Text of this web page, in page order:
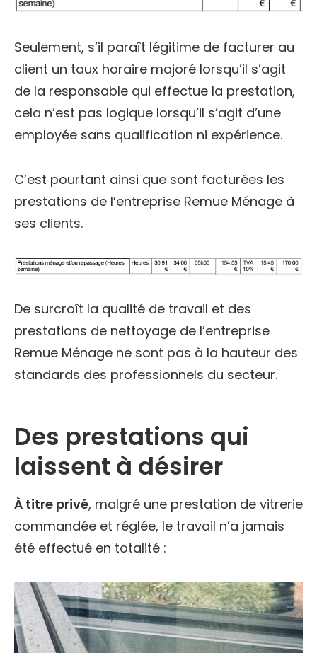
Seulement, s’il paraît légitime de facturer au
client un taux horaire majoré lorsqu’il s’agit
de la responsable qui effectue la prestation,
cela n’est pas logique lorsqu’il s’agit d’une
employée sans qualification ni expérience.
C’est pourtant ainsi que sont facturées les
prestations de l’entreprise Remue Ménage à
ses clients.
De surcroît la qualité de travail et des
prestations de nettoyage de l’entreprise
Remue Ménage ne sont pas à la hauteur des
standards des professionnels du secteur.
Des prestations qui
laissent à désirer
À titre privé, malgré une prestation de vitrerie
commandée et réglée, le travail n’a jamais
été effectué en totalité :